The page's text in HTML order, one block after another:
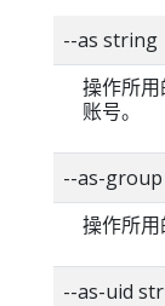
--as string
操作所
账号。
--as-
操作所
--as-uid